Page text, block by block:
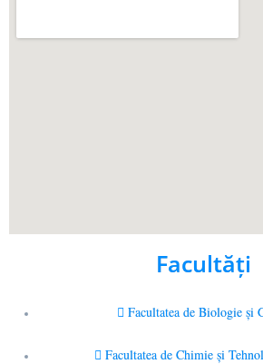
Facultăţi
Facultatea de Biologie și
Facultatea de Chimie şi